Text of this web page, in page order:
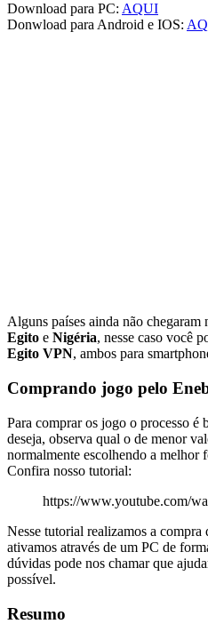
Download para PC: AQUI
Donwload para Android e IOS:
Alguns países ainda não chegaram
Egito e Nigéria, nesse caso você
Egito VPN, ambos para
Comprando jogo pelo
Para comprar os jogo o processo é
deseja, observa qual o de menor
normalmente escolhendo a melhor
Confira nosso tutorial:
https://www.youtube.com/
Nesse tutorial realizamos a compra
ativamos através de um PC de
dúvidas pode nos chamar que
possível.
Resumo